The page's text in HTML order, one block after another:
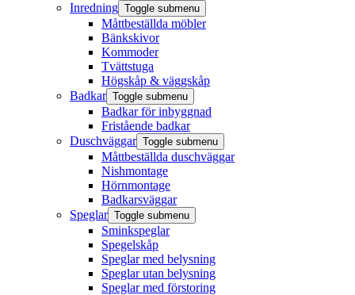
Inredning Toggle submenu
Måttbeställda möbler
Bänkskivor
Kommoder
Tvättstuga
Högskåp & väggskåp
Badkar Toggle submenu
Badkar för inbyggnad
Fristående badkar
Duschväggar Toggle submenu
Måttbeställda duschväggar
Nishmontage
Hörnmontage
Badkarsväggar
Speglar Toggle submenu
Sminkspeglar
Spegelskåp
Speglar med belysning
Speglar utan belysning
Speglar med förstoring